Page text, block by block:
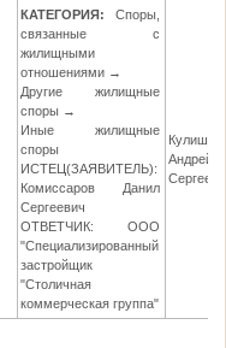
КАТЕГОРИЯ:
Споры,
связанные с
жилищными
отношениями →
Другие жилищные
споры →
Иные жилищные
споры
ИСТЕЦ(ЗАЯВИТЕЛЬ):
Комиссаров Данил
Сергеевич
ОТВЕТЧИК: ООО
"Специализированный
застройщик
"Столичная
коммерческая группа"
Кулишов
Андрей